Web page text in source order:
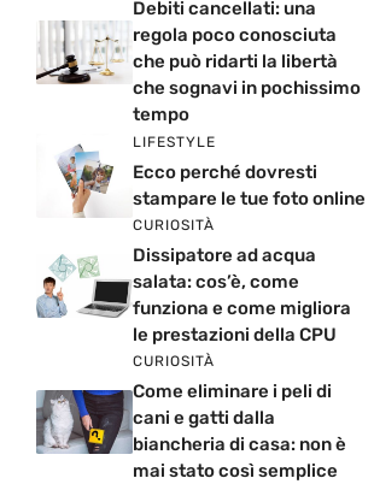
Debiti cancellati: una
regola poco conosciuta
che può ridarti la libertà
che sognavi in pochissimo
tempo
LIFESTYLE
Ecco perché dovresti
stampare le tue foto online
CURIOSITÀ
Dissipatore ad acqua
salata: cos’è, come
funziona e come migliora
le prestazioni della CPU
CURIOSITÀ
Come eliminare i peli di
cani e gatti dalla
biancheria di casa: non è
mai stato così semplice